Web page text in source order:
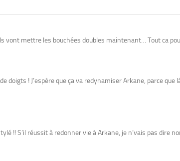
vont mettre les bouchées doubles maintenant… Tout ca
! J’espère que ça va redynamiser Arkane, parce que
!! S’il réussit à redonner vie à Arkane, je n’vais pas dire